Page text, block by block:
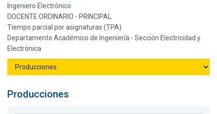
Ingeniero Electrónico
DOCENTE ORDINARIO - PRINCIPAL
Tiempo parcial por asignaturas (TPA)
Departamento Académico de Ingeniería - Sección Electricidad y
Electrónica
Producciones